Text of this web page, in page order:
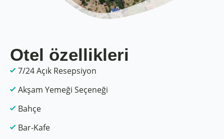
Otel özellikleri
7/24 Açık Resepsiyon
Akşam Yemeği Seçeneği
Bahçe
Bar-Kafe